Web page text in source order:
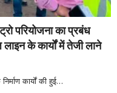
परियोजना का प्रबंध
के कार्यों में तेजी लाने
कार्यों की हुई…